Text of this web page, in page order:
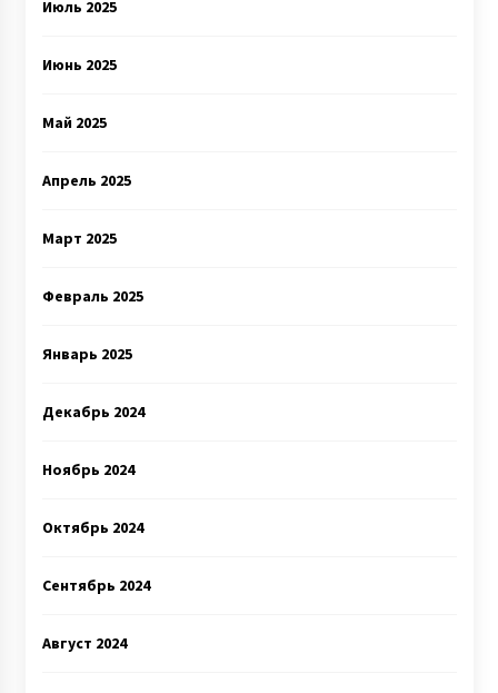
Июль 2025
Июнь 2025
Май 2025
Апрель 2025
Март 2025
Февраль 2025
Январь 2025
Декабрь 2024
Ноябрь 2024
Октябрь 2024
Сентябрь 2024
Август 2024